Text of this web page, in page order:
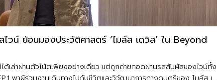
ไวน์ ย้อนมองประวัติศาสตร์ ‘ไมล์ส เดวิส’ ใน Beyond
ด้เล่าผ่านตัวโน้ตเพียงอย่างเดียว แต่ถูกถ่ายทอดผ่านรสสัมผัสของไวน์ทั้ง